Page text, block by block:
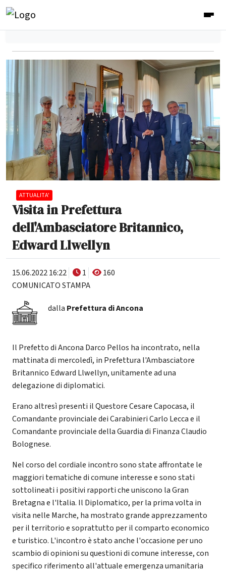
ATTUALITA'
Visita in Prefettura
dell'Ambasciatore Britannico,
Edward Llwellyn
15.06.2022 16:22 1
160
COMUNICATO STAMPA
dalla Prefettura di Ancona
Il Prefetto di Ancona Darco Pellos ha incontrato, nella
mattinata di mercoledì, in Prefettura l'Ambasciatore
Britannico Edward Llwellyn, unitamente ad una
delegazione di diplomatici.
Erano altresì presenti il Questore Cesare Capocasa, il
Comandante provinciale dei Carabinieri Carlo Lecca e il
Comandante provinciale della Guardia di Finanza Claudio
Bolognese.
Nel corso del cordiale incontro sono state affrontate le
maggiori tematiche di comune interesse e sono stati
sottolineati i positivi rapporti che uniscono la Gran
Bretagna e l'Italia. Il Diplomatico, per la prima volta in
visita nelle Marche, ha mostrato grande apprezzamento
per il territorio e soprattutto per il comparto economico
e turistico. L'incontro è stato anche l'occasione per uno
scambio di opinioni su questioni di comune interesse, con
specifico riferimento all'attuale emergenza umanitaria